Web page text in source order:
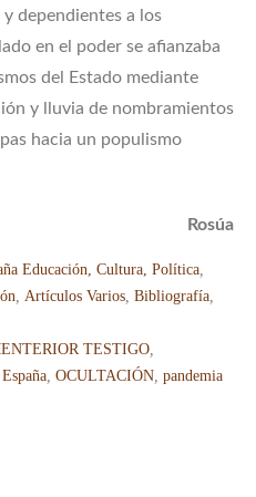
dependientes a los
en el poder se afianzaba
del Estado mediante
y lluvia de nombramientos
hacia un populismo
Rosúa
Educación, Cultura, Política
Artículos Varios Bibliografía
TESTIGO
España OCULTACIÓN pandemia